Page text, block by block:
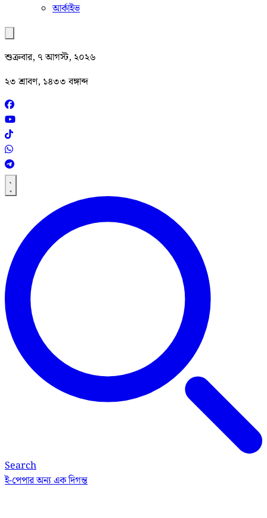
আর্কাইভ
শুক্রবার, ৭ আগস্ট, ২০২৬
২৩ শ্রাবণ, ১৪৩৩ বঙ্গাব্দ
Search
ই-পেপারঅন্য এক দিগন্ত